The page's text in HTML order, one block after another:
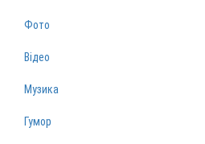
Фото
Відео
Музика
Гумор